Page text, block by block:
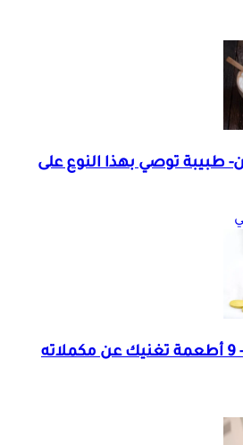
طبيبة توصي بهذا النوع على
بديل البوتاسيوم- 9 أطعمة تغنيك عن مكملاته